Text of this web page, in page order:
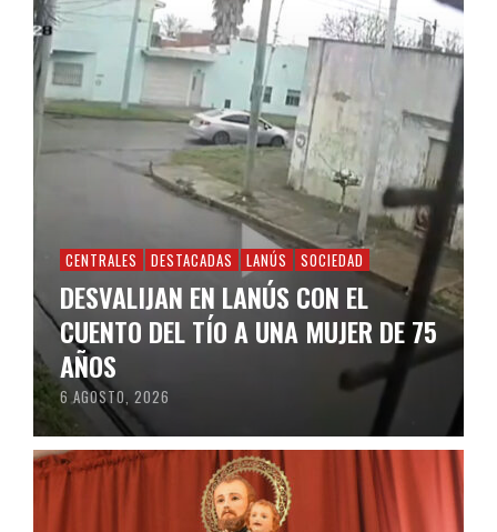
CENTRALES DESTACADAS LANÚS SOCIEDAD
DESVALIJAN EN LANÚS CON EL
CUENTO DEL TÍO A UNA MUJER DE 75
AÑOS
6 AGOSTO, 2026